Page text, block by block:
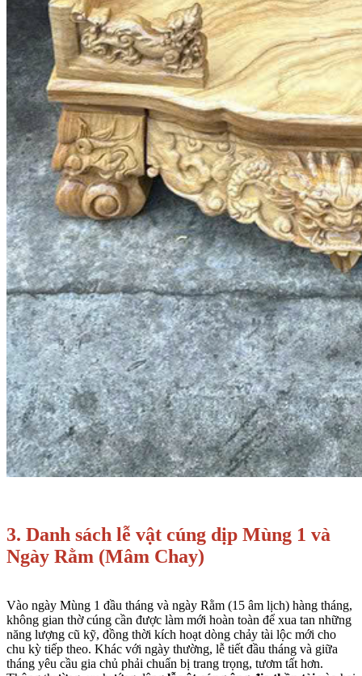
3. Danh sách lễ vật cúng dịp Mùng 1 và
Ngày Rằm (Mâm Chay)
Vào ngày Mùng 1 đầu tháng và ngày Rằm (15 âm lịch) hàng tháng,
không gian thờ cúng cần được làm mới hoàn toàn để xua tan những
năng lượng cũ kỹ, đồng thời kích hoạt dòng chảy tài lộc mới cho
chu kỳ tiếp theo. Khác với ngày thường, lễ tiết đầu tháng và giữa
tháng yêu cầu gia chủ phải chuẩn bị trang trọng, tươm tất hơn.